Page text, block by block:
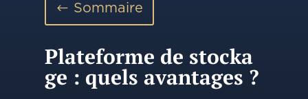
Sommaire
Plateforme de stocka
ge : quels avantages ?